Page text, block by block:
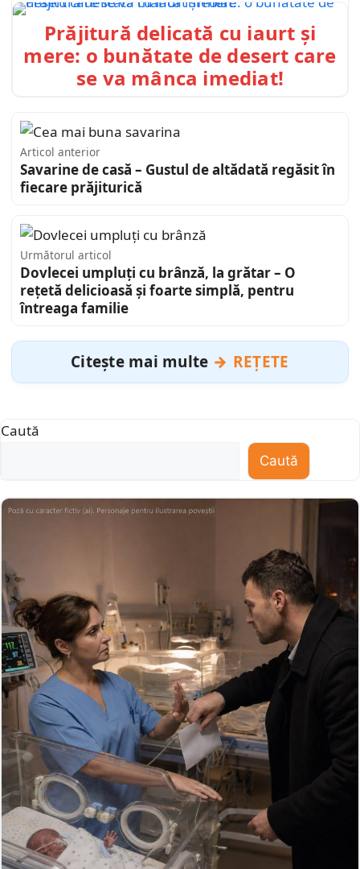
Prăjitură delicată cu iaurt și
mere: o bunătate de desert care
se va mânca imediat!
Articol anterior
Savarine de casă – Gustul de altădată regăsit în
fiecare prăjiturică
Următorul articol
Dovlecei umpluți cu brânză, la grătar – O
rețetă delicioasă și foarte simplă, pentru
întreaga familie
Citește mai multe REȚETE
Caută
Caută